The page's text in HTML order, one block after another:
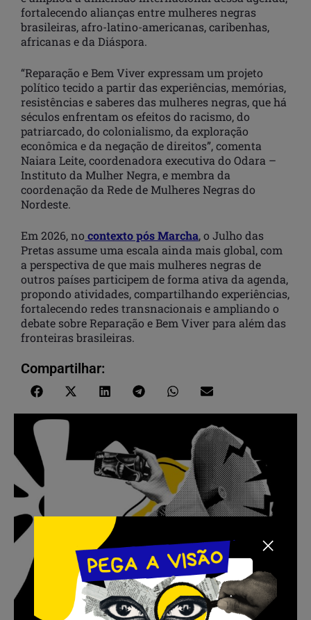
fortalecendo alianças entre mulheres negras
brasileiras, afro-latino-americanas, caribenhas,
africanas e da Diáspora.
“Reparação e Bem Viver expressam um projeto
político tecido a partir das experiências, memórias,
resistências e saberes das mulheres negras, que há
séculos enfrentam os efeitos do racismo, do
patriarcado, do colonialismo, da exploração
econômica e da negação de direitos”, comenta
Naiara Leite, coordenadora executiva do Odara –
Instituto da Mulher Negra, e membra da
coordenação da Rede de Mulheres Negras do
Nordeste.
Em 2026, no contexto pós Marcha, o Julho das
Pretas assume uma escala ainda mais global, com
a perspectiva de que mais mulheres negras de
outros países participem de forma ativa da agenda,
propondo atividades, compartilhando experiências,
fortalecendo redes transnacionais e ampliando o
debate sobre Reparação e Bem Viver para além das
fronteiras brasileiras.
Compartilhar: